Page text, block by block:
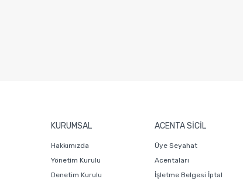
KURUMSAL
Hakkımızda
Yönetim Kurulu
Denetim Kurulu
ACENTA SİCİL
Üye Seyahat
Acentaları
İşletme Belgesi İptal